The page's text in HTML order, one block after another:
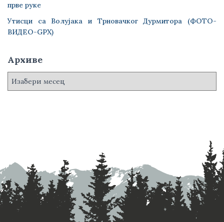
прве руке
Утисци са Волујака и Трновачког Дурмитора (ФОТО-
ВИДЕО-GPX)
Архиве
А